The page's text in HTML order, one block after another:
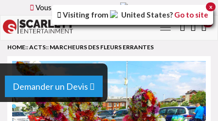
Vous parcourez la version
Toggle
Demander un Devis
HOME::ACTS:: MARCHEURS DES FLEURS ERRANTES
Visiting from United States? Go to site
x